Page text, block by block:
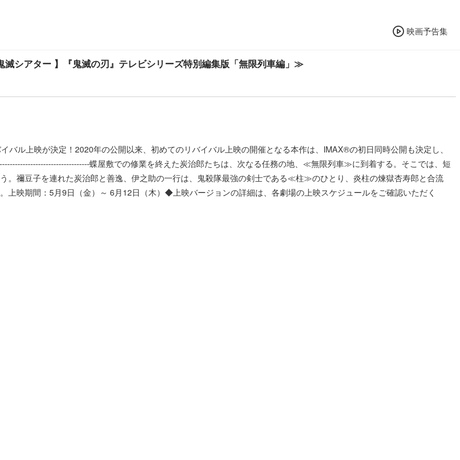
映画予告集
シアター 】『鬼滅の刃』テレビシリーズ特別編集版「無限列車編」≫
バル上映が決定！2020年の公開以来、初めてのリバイバル上映の開催となる本作は、IMAX®の初日同時公開も決定し、
蝶屋敷での修業を終えた炭治郎たちは、次なる任務の地、≪無限列車≫に到着する。そこでは、短
。禰豆子を連れた炭治郎と善逸、伊之助の一行は、鬼殺隊最強の剣士である≪柱≫のひとり、炎柱の煉獄杏寿郎と合流
映期間：5月9日（金）～ 6月12日（木）◆上映バージョンの詳細は、各劇場の上映スケジュールをご確認いただく